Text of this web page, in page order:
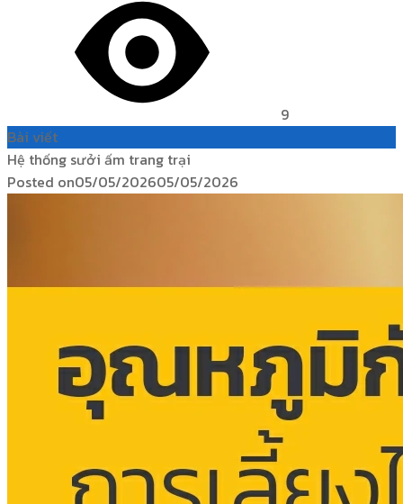
9
Bài viết
Hệ thống sưởi ấm trang trại
Posted on05/05/202605/05/2026